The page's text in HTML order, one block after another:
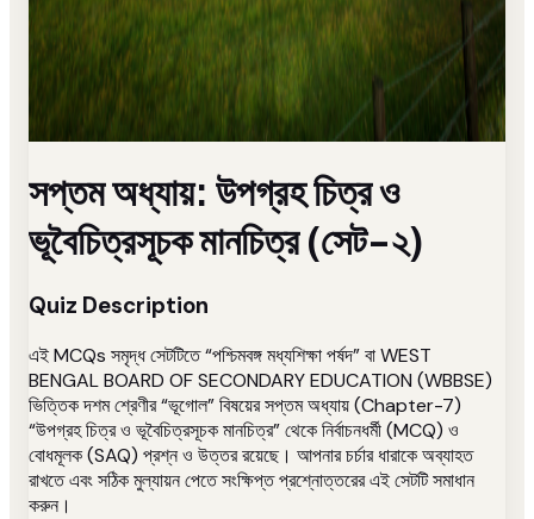
সপ্তম অধ্যায়: উপগ্রহ চিত্র ও
ভূবৈচিত্রসূচক মানচিত্র (সেট-২)
Quiz Description
এই MCQs সমৃদ্ধ সেটটিতে “পশ্চিমবঙ্গ মধ্যশিক্ষা পর্ষদ” বা WEST
BENGAL BOARD OF SECONDARY EDUCATION (WBBSE)
ভিত্তিক দশম শ্রেণীর “ভূগোল” বিষয়ের সপ্তম অধ্যায় (Chapter-7)
“উপগ্রহ চিত্র ও ভূবৈচিত্রসূচক মানচিত্র” থেকে নির্বাচনধর্মী (MCQ) ও
বোধমূলক (SAQ) প্রশ্ন ও উত্তর রয়েছে। আপনার চর্চার ধারাকে অব্যাহত
রাখতে এবং সঠিক মুল্যায়ন পেতে সংক্ষিপ্ত প্রশ্নোত্তরের এই সেটটি সমাধান
করুন।